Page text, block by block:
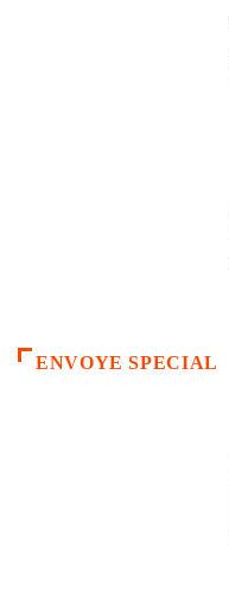
ENVOYE SPECIAL